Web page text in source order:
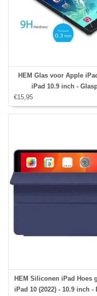
HEM Glas voor Apple
iPad 10.9 inch -
Screenprotector /
€15,95
HEM Siliconen iPad Hoes
iPad 10 (2022) - 10.9 inch -